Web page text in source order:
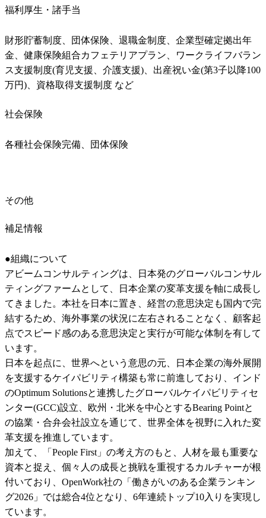
福利厚生・諸手当
財形貯蓄制度、団体保険、退職金制度、企業型確定拠出年
金、健康保険組合カフェテリアプラン、ワークライフバラン
ス支援制度(育児支援、介護支援)、出産祝い金(第3子以降100
万円)、資格取得支援制度 など
社会保険
各種社会保険完備、団体保険
その他
補足情報
●組織について
アビームコンサルティングは、日本発のグローバルコンサル
ティングファームとして、日本企業の変革支援を軸に成長し
てきました。本社を日本に置き、経営の意思決定も国内で完
結するため、海外事業の状況に左右されることなく、顧客起
点でスピード感のある意思決定と実行が可能な体制を有して
います。
日本を起点に、世界へという意思の元、日本企業の海外展開
を支援するケイパビリティ構築も常に前進しており、インド
のOptimum Solutionsと連携したグローバルケイパビリティセ
ンター(GCC)設立、欧州・北米を中心とするBearing Pointと
の協業・合弁会社設立を通じて、世界全体を視野に入れた変
革支援を推進しています。
加えて、「People First」の考え方のもと、人材を最も重要な
資本と捉え、個々人の成長と挑戦を重視するカルチャーが根
付いており、OpenWork社の「働きがいのある企業ランキン
グ2026」では総合4位となり、6年連続トップ10入りを実現し
ています。